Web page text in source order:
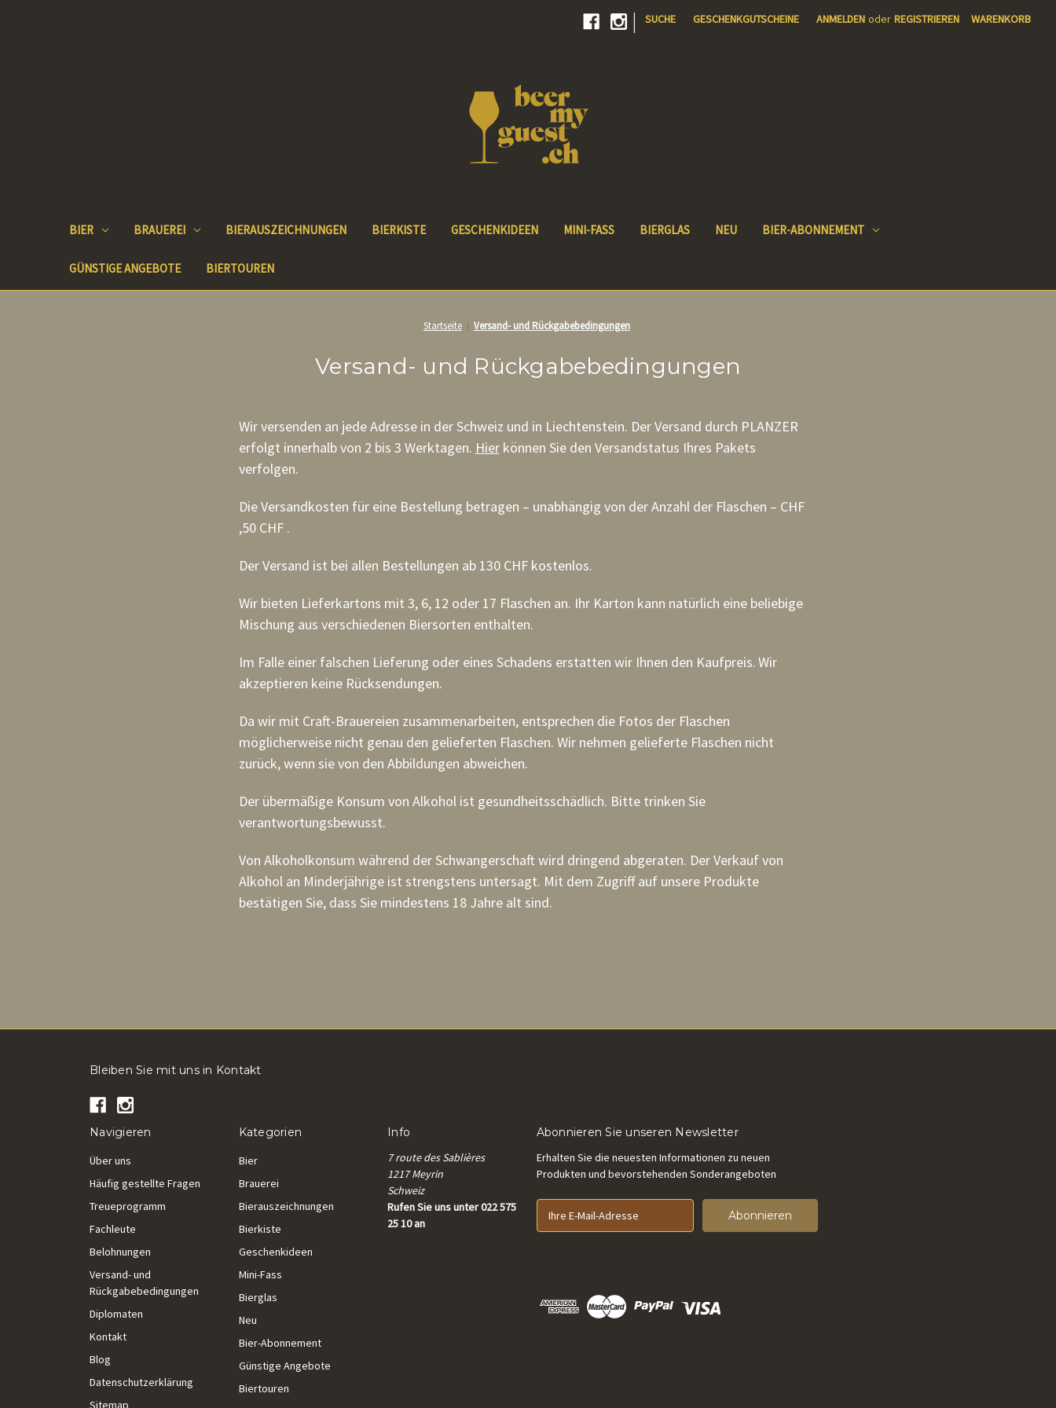
| SUCHE GESCHENKGUTSCHEINE ANMELDEN oder REGISTRIEREN WARENKORB
BIER BRAUEREI BIERAUSZEICHNUNGEN BIERKISTE GESCHENKIDEEN MINI-FASS BIERGLAS NEU BIER-ABONNEMENT
GÜNSTIGE ANGEBOTE BIERTOUREN
Startseite Versand- und Rückgabebedingungen
Versand- und Rückgabebedingungen
Wir versenden an jede Adresse in der Schweiz und in Liechtenstein. Der Versand durch PLANZER
erfolgt innerhalb von 2 bis 3 Werktagen. Hierkönnen Sie den Versandstatus Ihres Pakets
verfolgen.
Die Versandkosten für eine Bestellung betragen – unabhängig von der Anzahl der Flaschen – CHF
,50 CHF .
Der Versand ist bei allen Bestellungen ab 130 CHF kostenlos.
Wir bieten Lieferkartons mit 3, 6, 12 oder 17 Flaschen an. Ihr Karton kann natürlich eine beliebige
Mischung aus verschiedenen Biersorten enthalten.
Im Falle einer falschen Lieferung oder eines Schadens erstatten wir Ihnen den Kaufpreis.Wir
akzeptieren keine Rücksendungen.
Da wir mit Craft-Brauereien zusammenarbeiten, entsprechen die Fotos der Flaschen
möglicherweise nicht genau den gelieferten Flaschen. Wir nehmen gelieferte Flaschen nicht
zurück, wenn sie von den Abbildungen abweichen.
Der übermäßige Konsum von Alkohol ist gesundheitsschädlich. Bitte trinken Sie
verantwortungsbewusst.
Von Alkoholkonsum während der Schwangerschaft wird dringend abgeraten. Der Verkauf von
Alkohol an Minderjährige ist strengstens untersagt. Mit dem Zugriff auf unsere Produkte
bestätigen Sie, dass Sie mindestens 18 Jahre alt sind.
Bleiben Sie mit uns in Kontakt
Navigieren
Über uns
Häufig gestellte Fragen
Treueprogramm
Fachleute
Belohnungen
Versand- und
Rückgabebedingungen
Diplomaten
Kontakt
Blog
Datenschutzerklärung
Sitemap
Kategorien
Bier
Brauerei
Bierauszeichnungen
Bierkiste
Geschenkideen
Mini-Fass
Bierglas
Neu
Bier-Abonnement
Günstige Angebote
Biertouren
Info
7 route des Sablières
1217 Meyrin
Schweiz
Rufen Sie uns unter 022 575
25 10 an
Abonnieren Sie unseren Newsletter
Erhalten Sie die neuesten Informationen zu neuen
Produkten und bevorstehenden Sonderangeboten
E